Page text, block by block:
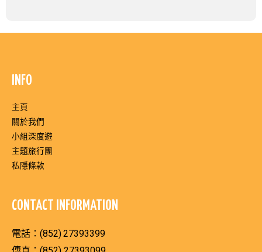
INFO
主頁
關於我們
小組深度遊
主題旅行團
私隱條款
CONTACT INFORMATION
電話：(852)27393399